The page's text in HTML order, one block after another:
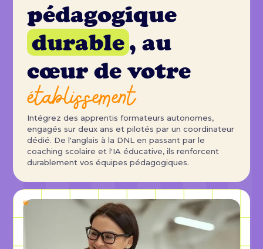
pédagogique
durable, au
cœur de votre
établissement
Intégrez des apprentis formateurs autonomes,
engagés sur deux ans et pilotés par un coordinateur
dédié. De l'anglais à la DNL en passant par le
coaching scolaire et l'IA éducative, ils renforcent
durablement vos équipes pédagogiques.